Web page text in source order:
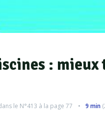
:
le N°413 à la page 77 9 min (